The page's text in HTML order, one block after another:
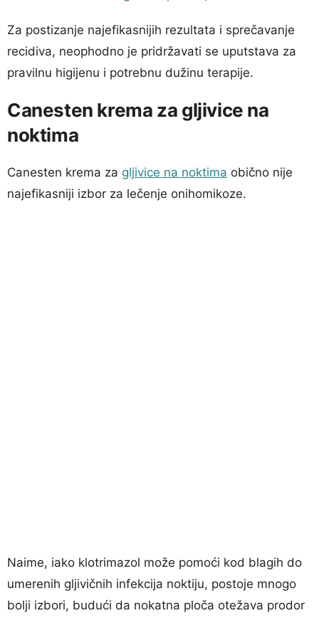
Za postizanje najefikasnijih rezultata i sprečavanje
recidiva, neophodno je pridržavati se uputstava za
pravilnu higijenu i potrebnu dužinu terapije.
Canesten krema za gljivice na
noktima
Canesten krema za gljivice na noktima obično nije
najefikasniji izbor za lečenje onihomikoze.
Naime, iako klotrimazol može pomoći kod blagih do
umerenih gljivičnih infekcija noktiju, postoje mnogo
bolji izbori, budući da nokatna ploča otežava prodor